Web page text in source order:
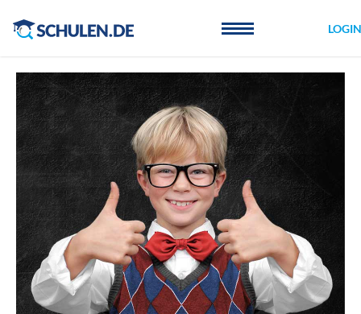
LOGIN